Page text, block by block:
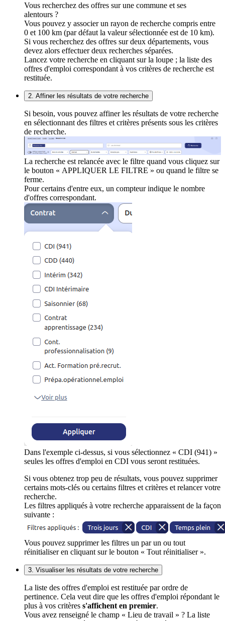
Vous recherchez des offres sur une commune et ses
alentours ?
Vous pouvez y associer un rayon de recherche compris entre
0 et 100 km (par défaut la valeur sélectionnée est de 10 km).
Si vous recherchez des offres sur deux départements, vous
devez alors effectuer deux recherches séparées.
Lancez votre recherche en cliquant sur la loupe ; la liste des
offres d'emploi correspondant à vos critères de recherche est
restituée.
2. Affiner les résultats de votre recherche
Si besoin, vous pouvez affiner les résultats de votre recherche
en sélectionnant des filtres et critères présents sous les critères
de recherche.
La recherche est relancée avec le filtre quand vous cliquez sur
le bouton « APPLIQUER LE FILTRE » ou quand le filtre se
ferme.
Pour certains d'entre eux, un compteur indique le nombre
d'offres correspondant.
Dans l'exemple ci-dessus, si vous sélectionnez « CDI (941) »
seules les offres d'emploi en CDI vous seront restituées.
Si vous obtenez trop peu de résultats, vous pouvez supprimer
certains mots-clés ou certains filtres et critères et relancer votre
recherche.
Les filtres appliqués à votre recherche apparaissent de la façon
suivante :
Vous pouvez supprimer les filtres un par un ou tout
réinitialiser en cliquant sur le bouton « Tout réinitialiser ».
3. Visualiser les résultats de votre recherche
La liste des offres d'emploi est restituée par ordre de
pertinence. Cela veut dire que les offres d'emploi répondant le
plus à vos critères s'affichent en premier.
Vous avez renseigné le champ « Lieu de travail » ? La liste